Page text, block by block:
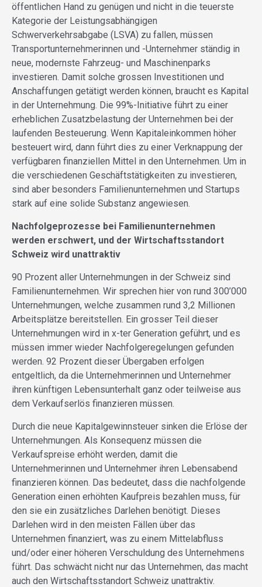
öffentlichen Hand zu genügen und nicht in die teuerste
Kategorie der Leistungsabhängigen
Schwerverkehrsabgabe (LSVA) zu fallen, müssen
Transportunternehmerinnen und -Unternehmer ständig in
neue, modernste Fahrzeug- und Maschinenparks
investieren. Damit solche grossen Investitionen und
Anschaffungen getätigt werden können, braucht es Kapital
in der Unternehmung. Die 99%-Initiative führt zu einer
erheblichen Zusatzbelastung der Unternehmen bei der
laufenden Besteuerung. Wenn Kapitaleinkommen höher
besteuert wird, dann führt dies zu einer Verknappung der
verfügbaren finanziellen Mittel in den Unternehmen. Um in
die verschiedenen Geschäftstätigkeiten zu investieren,
sind aber besonders Familienunternehmen und Startups
stark auf eine solide Substanz angewiesen.
Nachfolgeprozesse bei Familienunternehmen
werden erschwert, und der Wirtschaftsstandort
Schweiz wird unattraktiv
90 Prozent aller Unternehmungen in der Schweiz sind
Familienunternehmen. Wir sprechen hier von rund 300’000
Unternehmungen, welche zusammen rund 3,2 Millionen
Arbeitsplätze bereitstellen. Ein grosser Teil dieser
Unternehmungen wird in x-ter Generation geführt, und es
müssen immer wieder Nachfolgeregelungen gefunden
werden. 92 Prozent dieser Übergaben erfolgen
entgeltlich, da die Unternehmerinnen und Unternehmer
ihren künftigen Lebensunterhalt ganz oder teilweise aus
dem Verkaufserlös finanzieren müssen.
Durch die neue Kapitalgewinnsteuer sinken die Erlöse der
Unternehmungen. Als Konsequenz müssen die
Verkaufspreise erhöht werden, damit die
Unternehmerinnen und Unternehmer ihren Lebensabend
finanzieren können. Das bedeutet, dass die nachfolgende
Generation einen erhöhten Kaufpreis bezahlen muss, für
den sie ein zusätzliches Darlehen benötigt. Dieses
Darlehen wird in den meisten Fällen über das
Unternehmen finanziert, was zu einem Mittelabfluss
und/oder einer höheren Verschuldung des Unternehmens
führt. Das schwächt nicht nur das Unternehmen, das macht
auch den Wirtschaftsstandort Schweiz unattraktiv.